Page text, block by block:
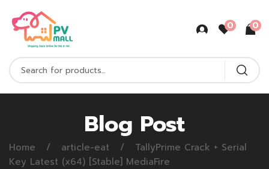
0 0
Blog Post
Home article-eat
TallyPrime Crack + Serial
Key Latest (x64) [Stable] MediaFire